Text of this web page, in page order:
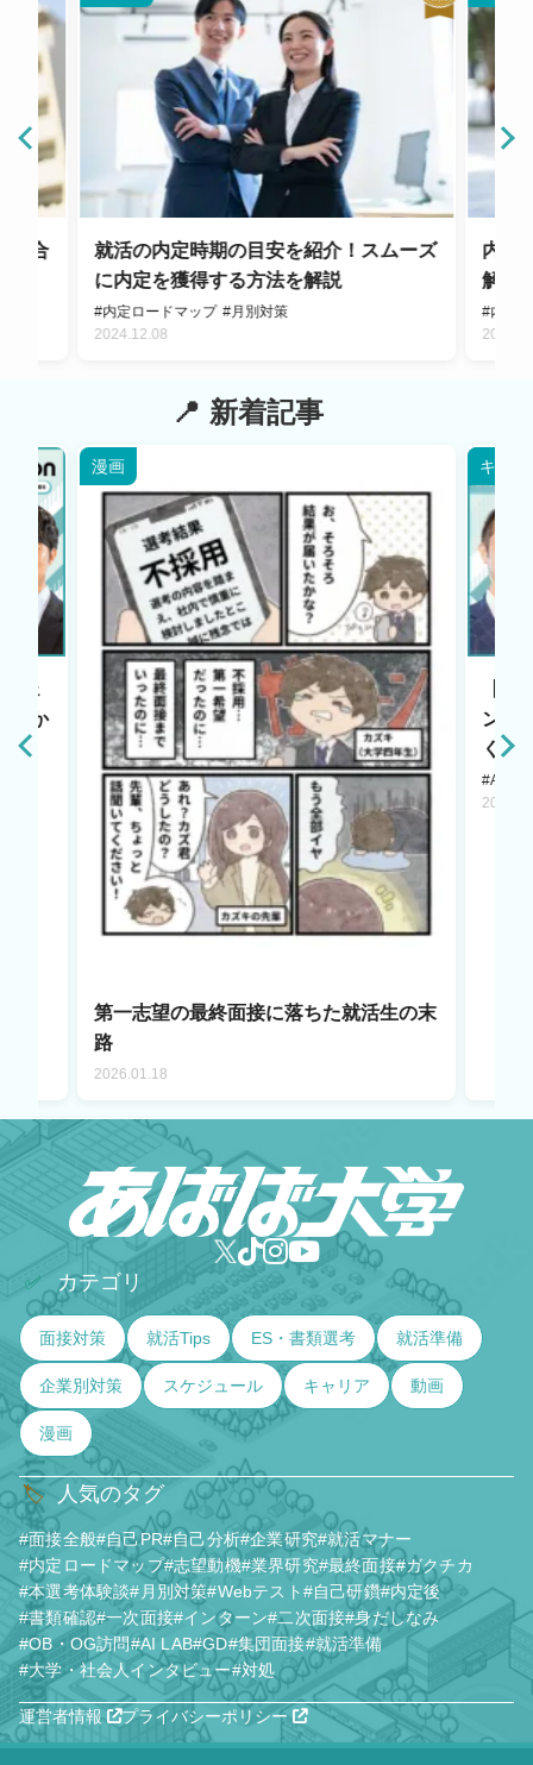
に合
就活の内定時期の目安を紹介！スムーズ
に内定を獲得する方法を解説
#内定ロードマップ #月別対策
2024.12.08
内定
解消
#内定後
新着記事
ェ
点か
漫画
第一志望の最終面接に落ちた就活生の末
路
2026.01.18
キャリ
ント
く若
#AI LAB
運営者情報 プライバシーポリシー
✅ カテゴリ
面接対策 就活Tips ES・書類選考 就活準備
企業別対策 スケジュール キャリア 動画
漫画
🏷️ 人気のタグ
#面接全般#自己PR#自己分析#企業研究#就活マナー
#内定ロードマップ#志望動機#業界研究#最終面接#ガクチカ
#本選考体験談#月別対策#Webテスト#自己研鑽#内定後
#書類確認#一次面接#インターン#二次面接#身だしなみ
#OB・OG訪問#AI LAB#GD#集団面接#就活準備
#大学・社会人インタビュー#対処